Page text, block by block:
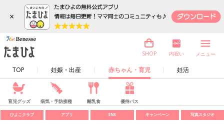
×
TOP 妊娠・出産 赤ちゃん・育児 妊活
SHOP 内祝い メニュー
育児グッズ 病気・予防接種 離乳食 優待パス
ひよこクラブ アプリ SNS キャンペーン 写真スタジオ